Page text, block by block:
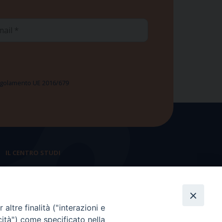
UE 2016/679
IL CENTRO STUDI
Presidenza e ufficio presidenza
altre finalità ("interazioni e
come specificato nella